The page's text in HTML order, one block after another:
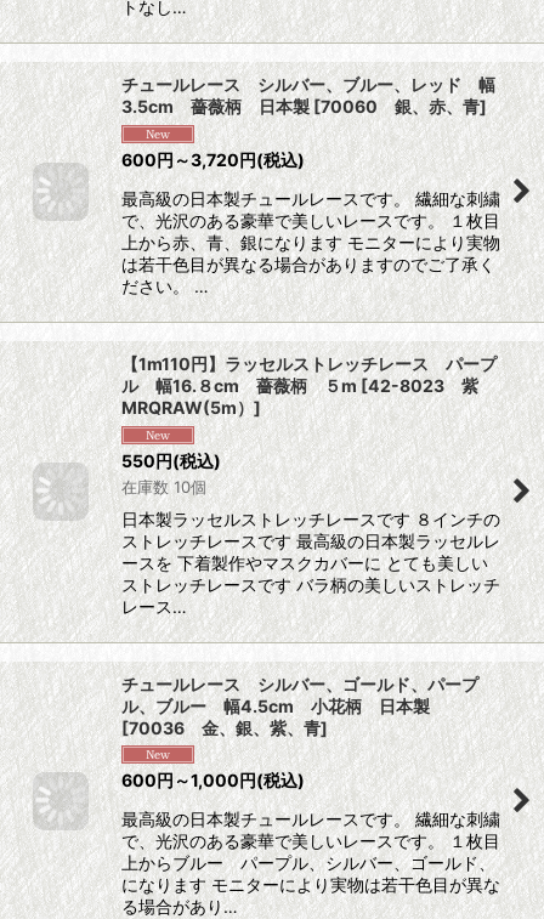
トなし…
チュールレース シルバー、ブルー、レッド 幅
3.5cm 薔薇柄 日本製[70060 銀、赤、青]
600円～3,720円(税込)
最高級の日本製チュールレースです。 繊細な刺繍
で、光沢のある豪華で美しいレースです。 １枚目
上から赤、青、銀になります モニターにより実物
は若干色目が異なる場合がありますのでご了承く
ださい。 …
【1m110円】ラッセルストレッチレース パープ
ル 幅16.８cm 薔薇柄 ５m[42-8023 紫
MRQRAW(5m）]
550円(税込)
在庫数 10個
日本製ラッセルストレッチレースです ８インチの
ストレッチレースです 最高級の日本製ラッセルレ
ースを 下着製作やマスクカバーに とても美しい
ストレッチレースです バラ柄の美しいストレッチ
レース…
チュールレース シルバー、ゴールド、パープ
ル、ブルー 幅4.5cm 小花柄 日本製
[70036 金、銀、紫、青]
600円～1,000円(税込)
最高級の日本製チュールレースです。 繊細な刺繍
で、光沢のある豪華で美しいレースです。 １枚目
上からブルー パープル、シルバー、ゴールド、
になります モニターにより実物は若干色目が異な
る場合があり…